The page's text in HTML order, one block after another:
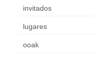
invitados
lugares
ooak